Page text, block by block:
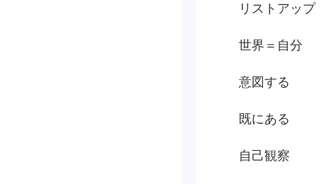
リストアップ
世界＝自分
意図する
既にある
自己観察